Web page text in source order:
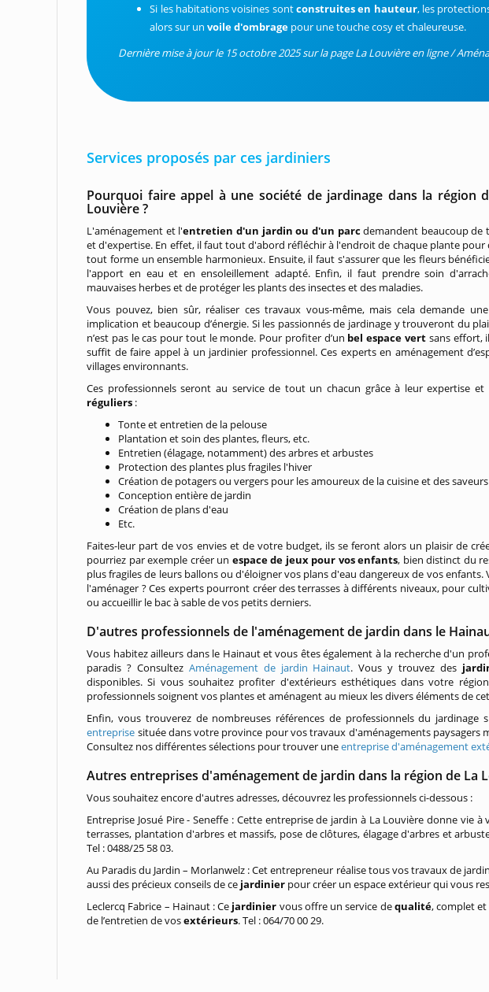
Si les habitations voisines sontconstruites en hauteur, les
alors sur unvoile d'ombrage pour une touche cosy et chaleureuse.
Dernière mise à jour le 15 octobre 2025 sur la page La Louvière en ligne /
Services proposés par ces jardiniers
Pourquoi faire appel à une société de jardinage dans la région
Louvière ?
L'aménagement et l'entretien d'un jardin ou d'un parcdemandent beaucoup de
et d'expertise. En effet, il faut tout d'abord réfléchir à l'endroit de chaque plante pour
tout forme un ensemble harmonieux. Ensuite, il faut s'assurer que les fleurs
l'apport en eau et en ensoleillement adapté. Enfin, il faut prendre soin
mauvaises herbes et de protéger les plants des insectes et des maladies.
Vous pouvez, bien sûr, réaliser ces travaux vous-même, mais cela demande
implication et beaucoup d’énergie. Si les passionnés de jardinage y trouveront du
n’est pas le cas pour tout le monde. Pour profiter d’un bel espace vert sans effort,
suffit de faire appel à un jardinier professionnel. Ces experts en aménagement
villages environnants.
Ces professionnels seront au service de tout un chacun grâce à leur expertise
réguliers :
Tonte et entretien de la pelouse
Plantation et soin des plantes, fleurs, etc.
Entretien (élagage, notamment) des arbres et arbustes
Protection des plantes plus fragiles l'hiver
Création de potagers ou vergers pour les amoureux de la cuisine et des saveurs
Conception entière de jardin
Création de plans d'eau
Etc.
Faites-leur part de vos envies et de votre budget, ils se feront alors un plaisir de
pourriez par exemple créer un espace de jeux pour vos enfants, bien distinct du
plus fragiles de leurs ballons ou d'éloigner vos plans d'eau dangereux de vos
l'aménager ? Ces experts pourront créer des terrasses à différents niveaux, pour
ou accueillir le bac à sable de vos petits derniers.
D'autres professionnels de l'aménagement de jardin dans le
Vous habitez ailleurs dans le Hainaut et vous êtes également à la recherche d'un
paradis ? Consultez Aménagement de jardin Hainaut. Vous y trouvez des
disponibles. Si vous souhaitez profiter d'extérieurs esthétiques dans votre
professionnels soignent vos plantes et aménagent au mieux les divers éléments de
Enfin, vous trouverez de nombreuses références de professionnels du
entreprise située dans votre province pour vos travaux d'aménagements paysagers
Consultez nos différentes sélections pour trouver uneentreprise d'aménagement
Autres entreprises d'aménagement de jardin dans la région de La
Vous souhaitez encore d'autres adresses, découvrez les professionnels ci-dessous :
Entreprise Josué Pire - Seneffe : Cette entreprise de jardin à La Louvière donne vie à
terrasses, plantation d'arbres et massifs, pose de clôtures, élagage d'arbres et
Tel : 0488/25 58 03.
Au Paradis du Jardin – Morlanwelz : Cet entrepreneur réalise tous vos travaux de
aussi des précieux conseils de ce jardinier pour créer un espace extérieur qui vous
Leclercq Fabrice – Hainaut : Ce jardinier vous offre un service dequalité, complet et
de l’entretien de vosextérieurs. Tel :064/70 00 29.